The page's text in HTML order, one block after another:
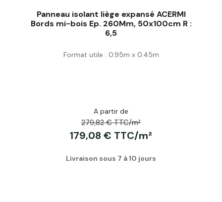
Panneau isolant liège expansé ACERMI
Bords mi-bois Ep. 260Mm, 50x100cm R :
6,5
Format utile : 0.95m x 0.45m
A partir de
279,82 € TTC/m²
179,08 € TTC/m²
Livraison sous 7 à 10 jours